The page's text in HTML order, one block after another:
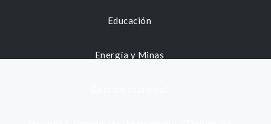
Educación
Energía y Minas